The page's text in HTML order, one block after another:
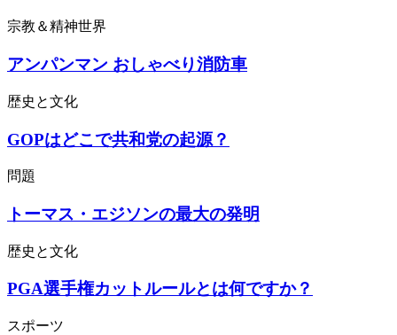
宗教＆精神世界
アンパンマン おしゃべり消防車
歴史と文化
GOPはどこで共和党の起源？
問題
トーマス・エジソンの最大の発明
歴史と文化
PGA選手権カットルールとは何ですか？
スポーツ